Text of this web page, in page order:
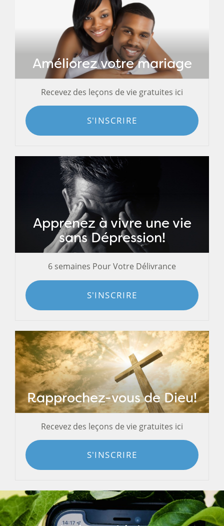
Améliorez votre mariage
Recevez des leçons de vie gratuites ici
S'INSCRIRE
Apprenez à vivre une vie
sans Dépression!
6 semaines Pour Votre Délivrance
S'INSCRIRE
Rapprochez-vous de Dieu!
Recevez des leçons de vie gratuites ici
S'INSCRIRE